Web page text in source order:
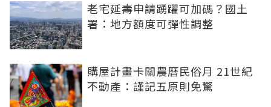
老宅延壽申請踴躍可加碼？國土
署：地方額度可彈性調整
購屋計畫卡關農曆民俗月 21世紀
不動產：謹記五原則免驚